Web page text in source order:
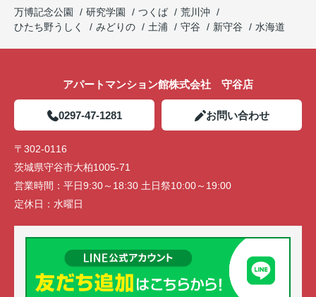
万博記念公園
研究学園 つくば
荒川沖
ひたち野うしく
みどりの 土浦 守谷 新守谷 水海道
アパートマンション館株式会社 守谷店
0297-47-1281 お問い合わせ
〒302-0116
茨城県守谷市大柏1005-71
営業時間： 平日9:30～18:30 土日祭10:00～19:00
定休日： 水曜日